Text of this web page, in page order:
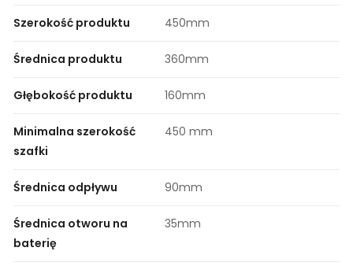
Szerokość produktu 450mm
Średnica produktu 360mm
Głębokość produktu 160mm
Minimalna szerokość
szafki
450 mm
Średnica odpływu 90mm
Średnica otworu na
baterię
35mm